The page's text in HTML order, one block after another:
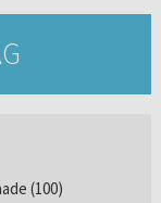
(100)